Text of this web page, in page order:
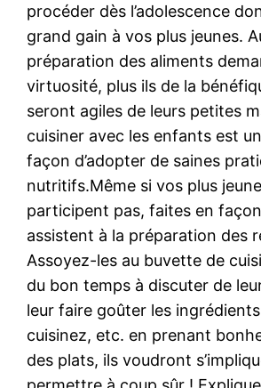
procéder dès l’adolescence
grand gain à vos plus jeunes.
préparation des aliments
virtuosité, plus ils de la
seront agiles de leurs petites
cuisiner avec les enfants est
façon d’adopter de saines
nutritifs.Même si vos plus
participent pas, faites en façon
assistent à la préparation des
Assoyez-les au buvette de
du bon temps à discuter de
leur faire goûter les
cuisinez, etc. en prenant
des plats, ils voudront